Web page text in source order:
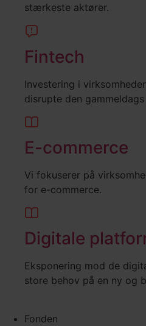
stærkeste aktører.
Fintech
Investering i
disrupte den
E-commerce
Vi fokuserer på
for e-commerce.
Digitale
Eksponering mod de
store behov på en ny og
Fonden